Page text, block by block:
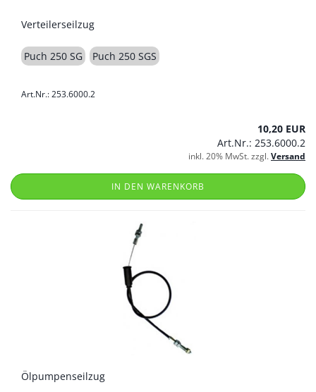
Verteilerseilzug
Puch 250 SG Puch 250 SGS
Art.Nr.: 253.6000.2
10,20 EUR
Art.Nr.: 253.6000.2
inkl. 20% MwSt. zzgl.Versand
IN DEN WARENKORB
Ölpumpenseilzug